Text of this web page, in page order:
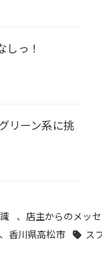
しっ！
リーン系に挑
、 店主からのメッ
香川県高松市 ス